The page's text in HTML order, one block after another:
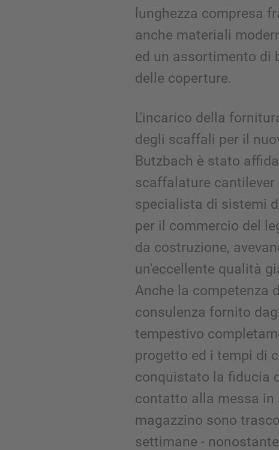
lunghezza compresa
anche materiali
ed un assortimento di
delle coperture.
L'incarico della
degli scaffali per il
Butzbach è stato
scaffalature cantilever
specialista di sistemi
per il commercio del
da costruzione,
un'eccellente qualità
Anche la competenza
consulenza fornito
tempestivo
progetto ed i tempi di
conquistato la fiducia
contatto alla messa in
magazzino sono
settimane -